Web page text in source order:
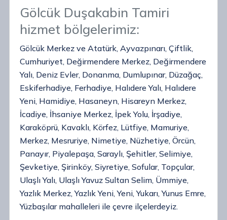
Gölcük Duşakabin Tamiri
hizmet bölgelerimiz:
Gölcük Merkez ve Atatürk, Ayvazpınarı, Çiftlik,
Cumhuriyet, Değirmendere Merkez, Değirmendere
Yalı, Deniz Evler, Donanma, Dumlupınar, Düzağaç,
Eskiferhadiye, Ferhadiye, Halıdere Yalı, Halıdere
Yeni, Hamidiye, Hasaneyn, Hisareyn Merkez,
İcadiye, İhsaniye Merkez, İpek Yolu, İrşadiye,
Karaköprü, Kavaklı, Körfez, Lütfiye, Mamuriye,
Merkez, Mesruriye, Nimetiye, Nüzhetiye, Örcün,
Panayır, Piyalepaşa, Saraylı, Şehitler, Selimiye,
Şevketiye, Şirinköy, Siyretiye, Sofular, Topçular,
Ulaşlı Yalı, Ulaşlı Yavuz Sultan Selim, Ümmiye,
Yazlık Merkez, Yazlık Yeni, Yeni, Yukarı, Yunus Emre,
Yüzbaşılar mahalleleri ile çevre ilçelerdeyiz.